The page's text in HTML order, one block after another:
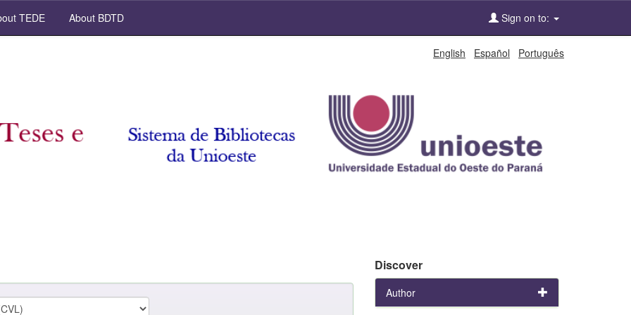
TEDE About BDTD Sign on to:
English Español Português
Discover
Author